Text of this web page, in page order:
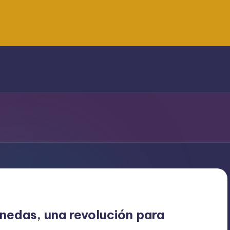
una revolución para